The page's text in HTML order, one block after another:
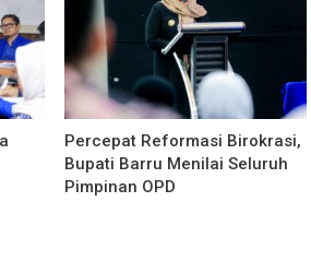
Percepat Reformasi Birokrasi,
Bupati Barru Menilai Seluruh
Pimpinan OPD